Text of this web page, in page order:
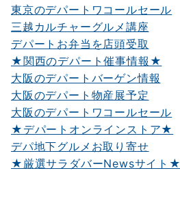
東京のデパートワコールセール
三越カルチャーグルメ講座
デパートお弁当を店頭受取
★関西のデパート催事情報★
大阪のデパートバーゲン情報
大阪のデパート物産展予定
大阪のデパートワコールセール
★デパートオンラインストア★
デパ地下グルメお取り寄せ
★厳選サラダバーNewsサイト★